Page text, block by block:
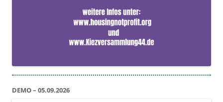
DEMO – 05.09.2026